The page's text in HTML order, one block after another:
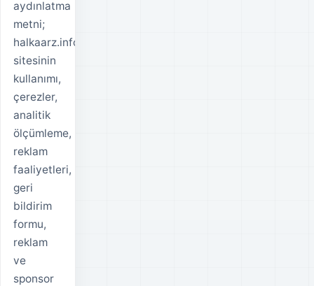
aydınlatma
metni;
halkaarz.info
sitesinin
kullanımı,
çerezler,
analitik
ölçümleme,
reklam
faaliyetleri,
geri
bildirim
formu,
reklam
ve
sponsor